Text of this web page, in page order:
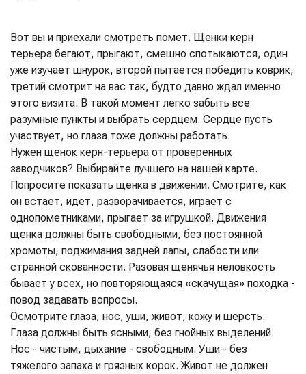
Вот вы и приехали смотреть помет. Щенки керн
терьера бегают, прыгают, смешно спотыкаются, один
уже изучает шнурок, второй пытается победить коврик,
третий смотрит на вас так, будто давно ждал именно
этого визита. В такой момент легко забыть все
разумные пункты и выбрать сердцем. Сердце пусть
участвует, но глаза тоже должны работать.
Нужен щенок керн-терьера от проверенных
заводчиков? Выбирайте лучшего на нашей карте.
Попросите показать щенка в движении. Смотрите, как
он встает, идет, разворачивается, играет с
однопометниками, прыгает за игрушкой. Движения
щенка должны быть свободными, без постоянной
хромоты, поджимания задней лапы, слабости или
странной скованности. Разовая щенячья неловкость
бывает у всех, но повторяющаяся «скачущая» походка -
повод задавать вопросы.
Осмотрите глаза, нос, уши, живот, кожу и шерсть.
Глаза должны быть ясными, без гнойных выделений.
Нос - чистым, дыхание - свободным. Уши - без
тяжелого запаха и грязных корок. Живот не должен